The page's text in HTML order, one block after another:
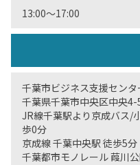
13:00〜17:00
千葉市ビジネス支援センタ
千葉県千葉市中央区中央
JR線千葉駅より京成バス/
歩0分
京成線 千葉中央駅 徒歩5分
千葉都市モノレール 葭川